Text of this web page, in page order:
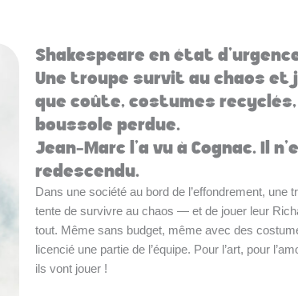
Shakespeare en état
Une troupe survit au chaos et
que coûte, costumes
boussole perdue.
Jean-Marc l'a vu à Cognac. Il
redescendu.
Dans une société au bord de l’effondrement, une
tente de survivre au chaos — et de jouer leur
tout. Même sans budget, même avec des
licencié une partie de l’équipe. Pour l’art, pour
ils vont jouer !